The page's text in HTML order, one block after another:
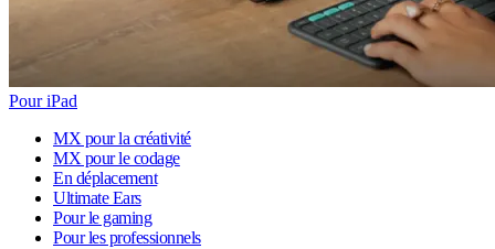
Pour iPad
MX pour la créativité
MX pour le codage
En déplacement
Ultimate Ears
Pour le gaming
Pour les professionnels